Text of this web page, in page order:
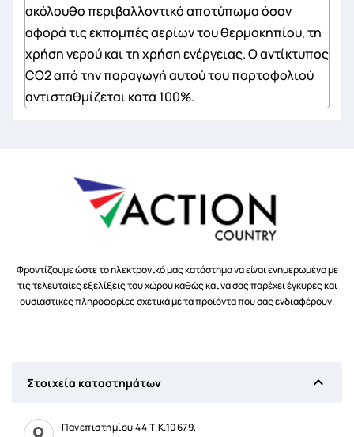
ακόλουθο περιβαλλοντικό αποτύπωμα όσον
αφορά τις εκπομπές αερίων του θερμοκηπίου, τη
χρήση νερού και τη χρήση ενέργειας. Ο αντίκτυπος
CO2 από την παραγωγή αυτού του πορτοφολιού
αντισταθμίζεται κατά 100%.
Φροντίζουμε ώστε το ηλεκτρονικό μας κατάστημα να είναι ενημερωμένο με
τις τελευταίες εξελίξεις του χώρου καθώς και να σας παρέχει έγκυρες και
ουσιαστικές πληροφορίες σχετικά με τα προϊόντα που σας ενδιαφέρουν.
Στοιχεία καταστημάτων 
Πανεπιστημίου 44 Τ.Κ.10679,